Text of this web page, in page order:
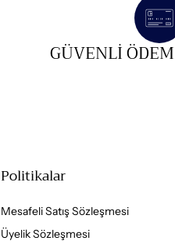
GÜVENLI
Politikalar
Mesafeli Satış Sözleşmesi
Üyelik Sözleşmesi